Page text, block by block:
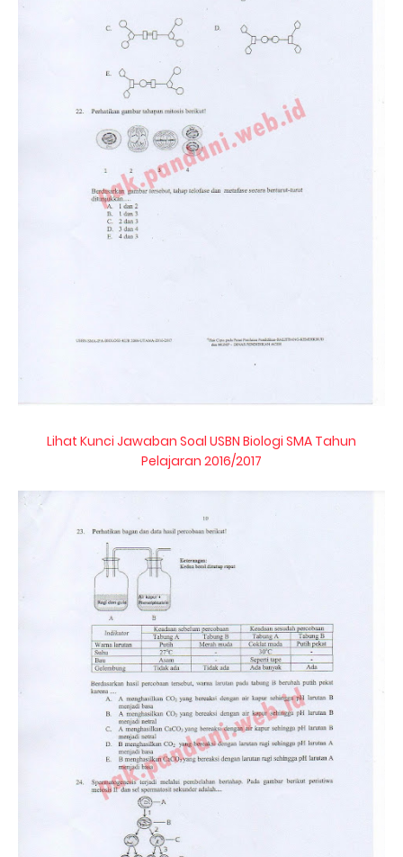
Lihat Kunci Jawaban Soal USBN Biologi SMA Tahun
Pelajaran 2016/2017